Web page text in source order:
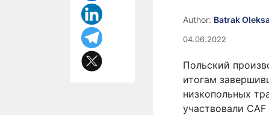
Author: Batrak
04.06.2022
Польский
итогам
низкопольных
участвовали